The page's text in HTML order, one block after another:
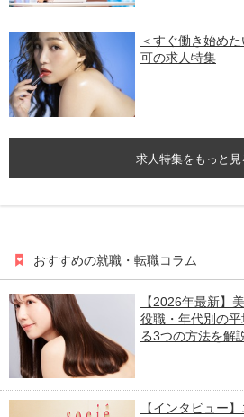
＜すぐ働き始め
可の求人特集
求人特集をもっと見
おすすめの就職・転職コラム
【2026年最新】
役職・年代別の
る3つの方法を解
【インタビュー